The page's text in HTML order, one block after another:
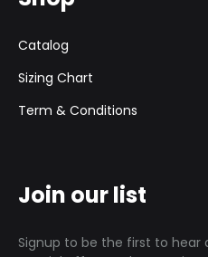
Catalog
Sizing Chart
Term & Conditions
Join our list
Signup to be the first to hear